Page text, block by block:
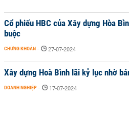
Cổ phiếu HBC của Xây dựng Hòa
buộc
CHỨNG KHOÁN - 27-07-2024
Xây dựng Hoà Bình lãi kỷ lục nhờ
DOANH NGHIỆP - 17-07-2024